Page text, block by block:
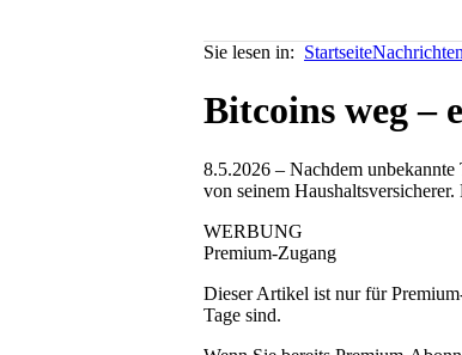
Sie lesen in: StartseiteNachrichten
Bitcoins weg –
8.5.2026 – Nachdem
von seinem
WERBUNG
Premium-Zugang
Dieser Artikel ist nur für
Tage sind.